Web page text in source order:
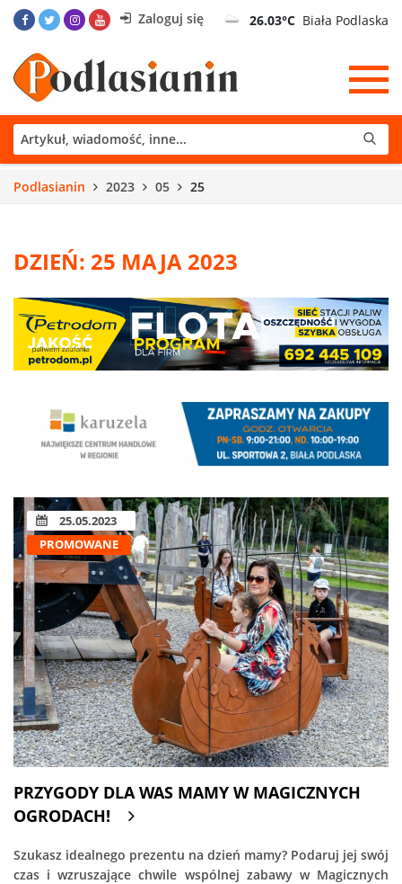
Zaloguj się 26.03°C Biała Podlaska
Podlasianin 2023 05 25
DZIEŃ: 25 MAJA 2023
25.05.2023
PROMOWANE
PRZYGODY DLA WAS MAMY W MAGICZNYCH
OGRODACH!
Szukasz idealnego prezentu na dzień mamy? Podaruj jej swój
czas i wzruszające chwile wspólnej zabawy w Magicznych